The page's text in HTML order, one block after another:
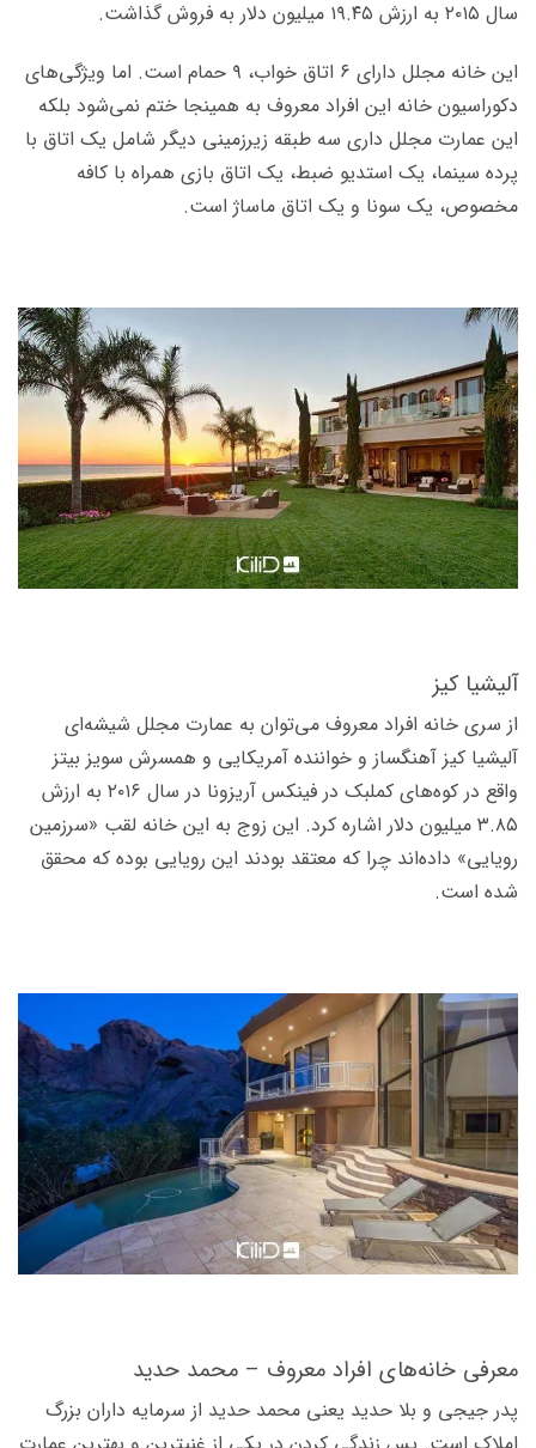
سال ۲۰۱۵ به ارزش ۱۹.۴۵ میلیون دلار به فروش گذاشت.
این خانه مجلل دارای ۶ اتاق­ خواب، ۹ حمام است. اما ویژگی­‌های
دکوراسیون خانه این افراد معروف به همین­جا ختم نمی‌­شود بلکه
این عمارت مجلل داری سه طبقه زیرزمینی دیگر شامل یک اتاق با
پرده سینما، یک استدیو ضبط، یک اتاق بازی همراه با کافه
مخصوص، یک سونا و یک اتاق ماساژ است.
آلیشیا کیز
از سری خانه افراد معروف می‌­توان به عمارت مجلل شیشه­‌ای
آلیشیا کیز آهنگساز و خواننده آمریکایی و همسرش سویز بیتز
واقع در کوه‌­های کملبک در فینکس آریزونا در سال ۲۰۱۶ به ارزش
۳.۸۵ میلیون دلار اشاره کرد. این زوج به این خانه لقب «سرزمین
رویایی» داده‌اند چرا که معتقد بودند این رویایی بوده که محقق
شده است.
معرفی خانه‌های افراد معروف – محمد حدید
پدر جی­جی و بلا حدید یعنی محمد حدید از سرمایه داران بزرگ